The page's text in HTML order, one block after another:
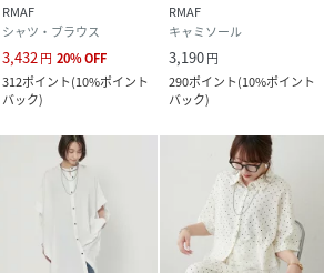
FREE
RW9212_5061060380
5061060380-2k-11 RW9212 )
RMAF
シャツ・ブラウス
3,432円 20%OFF
312ポイント(10%ポイント
バック)
RMAF
キャミソール
3,190円
290ポイント(10%ポイント
バック)